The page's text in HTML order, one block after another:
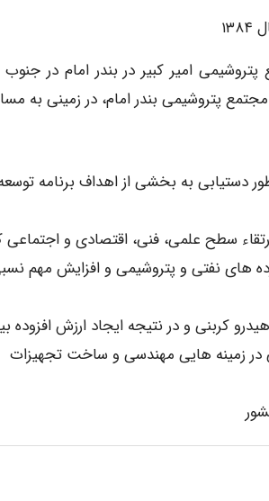
امیر کبیر در بندر امام در
دستیابی به بخشی از اهداف برنامه
سطح علمی، فنی، اقتصادی و اجتماعی
های نفتی و پتروشیمی و افزایش مهم
هیدرو کربنی و در نتیجه ایجاد ارزش افزوده
در زمینه هایی مهندسی و ساخت تجهیزات